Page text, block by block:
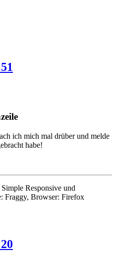
ich mich mal drüber und melde
habe!
Responsive und
Fraggy, Browser: Firefox